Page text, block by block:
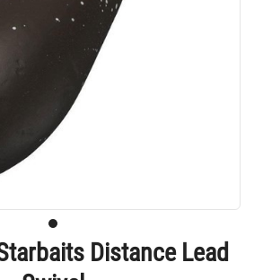
Distance Lead